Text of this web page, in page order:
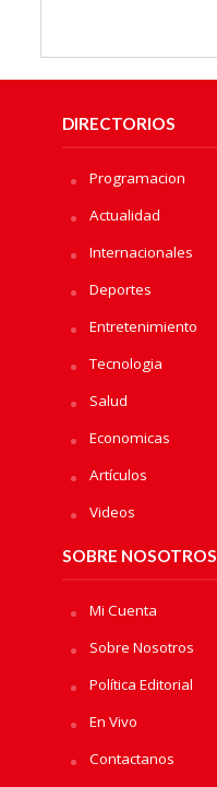
DIRECTORIOS
Programacion
Actualidad
Internacionales
Deportes
Entretenimiento
Tecnologia
Salud
Economicas
Artículos
Videos
SOBRE NOSOTROS
Mi Cuenta
Sobre Nosotros
Política Editorial
En Vivo
Contactanos